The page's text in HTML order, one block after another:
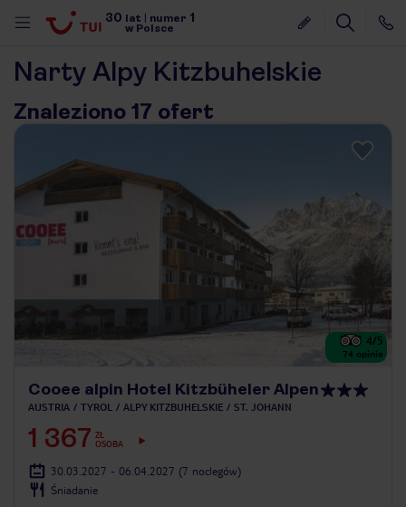
30 lat numer 1
w Polsce
Narty Alpy Kitzbuhelskie
Znaleziono 17 ofert
4/5
74 opinie
Cooee alpin Hotel Kitzbüheler Alpen
AUSTRIA TYROL ALPY KITZBUHELSKIE ST. JOHANN
1 367 ZŁ
OSOBA
30.03.2027 - 06.04.2027 (7 noclegów)
Śniadanie